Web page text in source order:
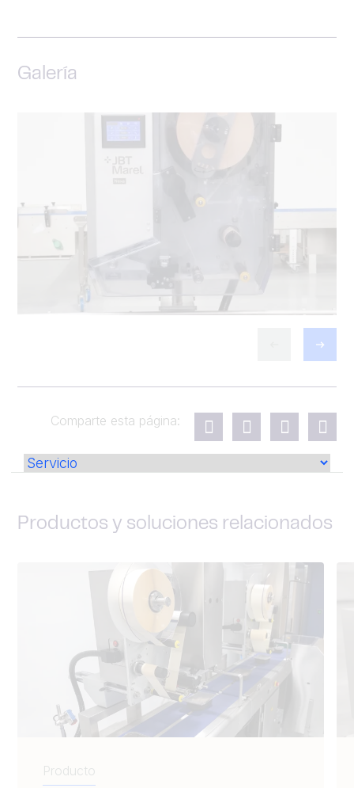
Galería
Comparte esta página:
Productos y soluciones relacionados
Producto